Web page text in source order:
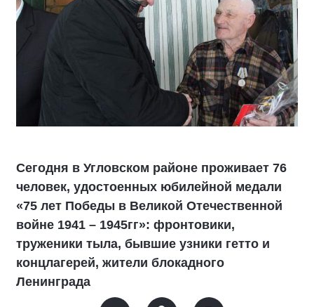
Сегодня в Угловском районе проживает 76
человек, удостоенных юбилейной медали
«75 лет Победы в Великой Отечественной
войне 1941 – 1945гг»: фронтовики,
труженики тыла, бывшие узники гетто и
концлагерей, жители блокадного
Ленинграда